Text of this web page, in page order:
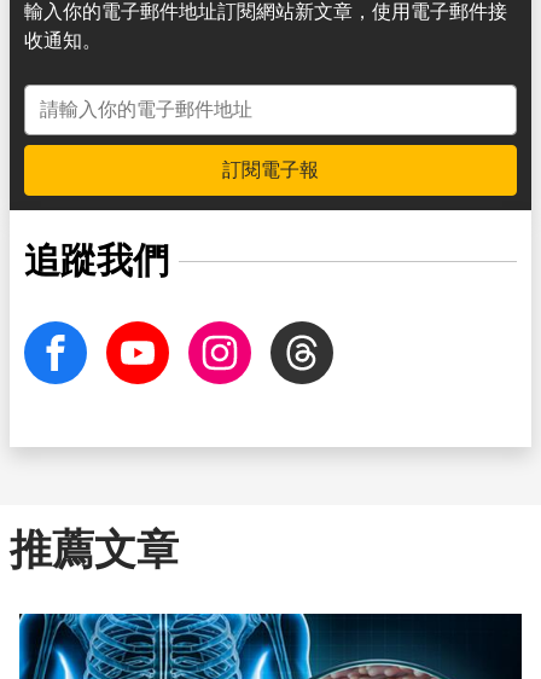
輸入你的電子郵件地址訂閱網站新文章，使用電子郵件接
收通知。
電子郵件地址
訂閱電子報
追蹤我們
facebook Youtube InstagramThreads
推薦文章